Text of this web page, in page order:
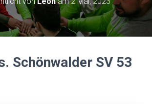
Schönwalder SV 53